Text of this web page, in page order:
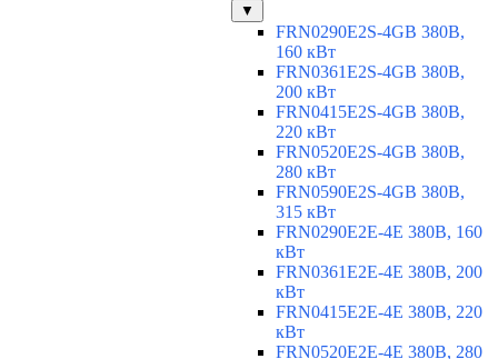
▼
FRN0290E2S-4GB 380В,
160 кВт
FRN0361E2S-4GB 380В,
200 кВт
FRN0415E2S-4GB 380В,
220 кВт
FRN0520E2S-4GB 380В,
280 кВт
FRN0590E2S-4GB 380В,
315 кВт
FRN0290E2E-4E 380В, 160
кВт
FRN0361E2E-4E 380В, 200
кВт
FRN0415E2E-4E 380В, 220
кВт
FRN0520E2E-4E 380В, 280